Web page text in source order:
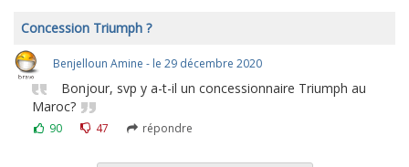
Concession Triumph ?
Benjelloun Amine - le 29 décembre 2020
Bonjour, svp y a-t-il un concessionnaire Triumph au
Maroc?
90 47 répondre